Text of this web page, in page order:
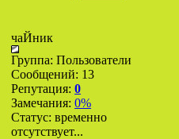
чаЙник
Группа: Пользователи
Сообщений: 13
Репутация: 0
Замечания: 0%
Статус: временно
отсутствует...